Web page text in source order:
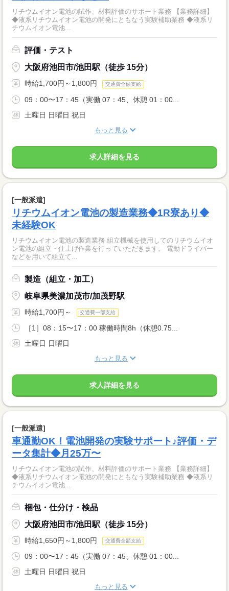
リチウムイオン電池の試作、材料評価のサポート業務 【業務詳細】
◆液系リチウムイオン電池の開発にともなう実験補助業務 ◆液系リ
チウムイオン電池...
評価・テスト
大阪府池田市/池田駅（徒歩 15分）
時給1,700円～1,800円 交通費全額支給
09：00〜17：45（実働 07：45、休憩 01：00...
土曜日 日曜日 祝日
もっと見る
求人詳細を見る
[一般派遣]
リチウムイオン電池の製造業務◆1R寮あり◆
未経験OK
リチウムイオン電池の製造業務 組立機械を使用してのリチウムイオ
ン電池の組立・仕上げ作業を行っていただきます。 電動ドライバー
などを用いて組立て...
製造（組立・加工）
岐阜県美濃加茂市/加茂野駅
時給1,700円～ 交通費一部支給
［1］08：15〜17：00 稼働時間8h（休憩0.75...
土曜日 日曜日
もっと見る
求人詳細を見る
[一般派遣]
車通勤OK！電池開発の実験サポート♪評価・デ
ータ集計◆月25万〜
リチウムイオン電池の試作、材料評価のサポート業務 【業務詳細】
◆液系リチウムイオン電池の開発にともなう実験補助業務 ◆液系リ
チウムイオン電池...
梱包・仕分け・検品
大阪府池田市/池田駅（徒歩 15分）
時給1,650円～1,800円 交通費全額支給
09：00〜17：45（実働 07：45、休憩 01：00...
土曜日 日曜日 祝日
もっと見る